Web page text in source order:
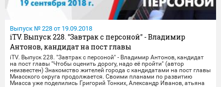
Выпуск № 228 от 19.09.2018
iTV. Выпуск 228. "Завтрак с персоной" - Владимир
Антонов, кандидат на пост главы
iTV. Выпуск 228. "Завтрак с персоной" - Владимир Антонов, кандидат
на пост главы "Чтобы оценить дорогу, надо её пройти" (автор
неизвестен) Знакомство жителей города с кандидатами на пост главы
Миасского округа продолжается. Своими планами по развитию
Миасса уже поделились Григорий Тонких, Александр Иванов, атьяна